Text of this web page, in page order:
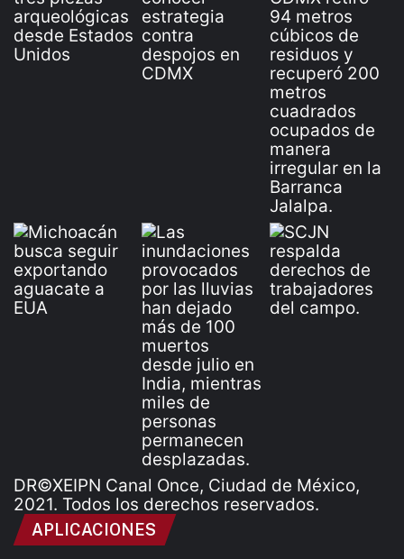
DR©XEIPN Canal Once, Ciudad de México,
2021. Todos los derechos reservados.
APLICACIONES